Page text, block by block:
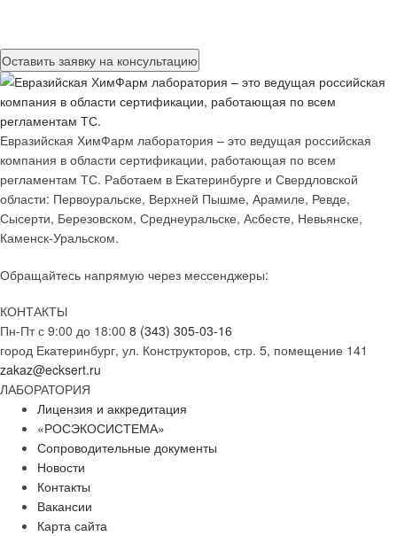
Евразийская ХимФарм лаборатория – это ведущая российская
компания в области сертификации, работающая по всем
регламентам ТС. Работаем в Екатеринбурге и Свердловской
области: Первоуральске, Верхней Пышме, Арамиле, Ревде,
Сысерти, Березовском, Среднеуральске, Асбесте, Невьянске,
Каменск-Уральском.
Обращайтесь напрямую через мессенджеры:
КОНТАКТЫ
Пн-Пт с 9:00 до 18:00 8 (343) 305-03-16
город Екатеринбург, ул. Конструкторов, стр. 5, помещение 141
zakaz@ecksert.ru
ЛАБОРАТОРИЯ
Лицензия и аккредитация
«РОСЭКОСИСТЕМА»
Сопроводительные документы
Новости
Контакты
Вакансии
Карта сайта